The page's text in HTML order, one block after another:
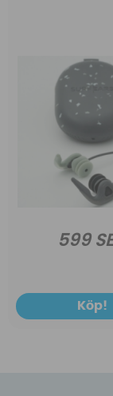
599
Köp!